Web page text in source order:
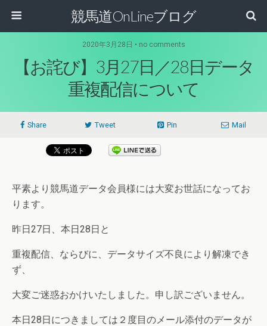
競馬道OnLineブログ
2020年3月28日 • no comments
【お詫び】3月27日／28日データ
重複配信について
Share Tweet Pin Mail
平素より競馬道データ会員様には大変お世話になってお
ります。
昨日27日、本日28日と
重複配信、ならびに、データサイズ不良により解凍でき
ず、
大変ご迷惑おかけいたしました。申し訳ございません。
本日28日につきましては２度目のメール添付のデータが